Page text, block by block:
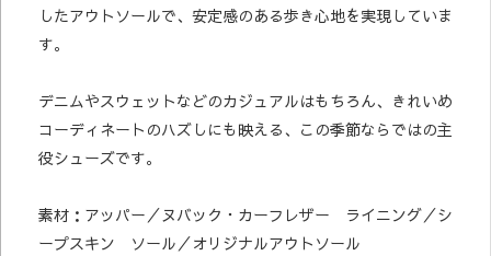
したアウトソールで、安定感のある歩き心地を実現していま
す。
デニムやスウェットなどのカジュアルはもちろん、きれいめ
コーディネートのハズしにも映える、この季節ならではの主
役シューズです。
素材：アッパー／ヌバック・カーフレザー ライニング／シ
ープスキン ソール／オリジナルアウトソール